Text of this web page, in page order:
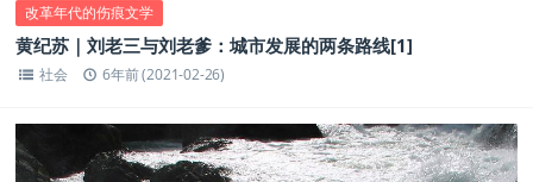
改革年代的伤痕文学
黄纪苏｜刘老三与刘老爹：城市发展的两条路线[1]
社会 6年前 (2021-02-26)